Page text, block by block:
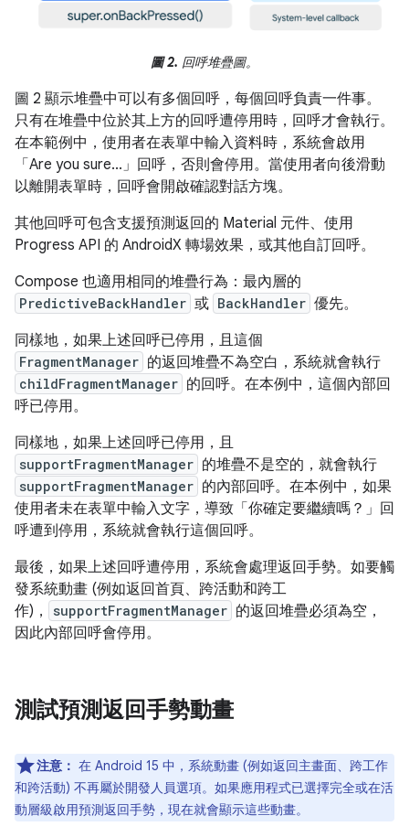
圖 2. 回呼堆疊圖。
圖 2 顯示堆疊中可以有多個回呼，每個回呼負責一件事。
只有在堆疊中位於其上方的回呼遭停用時，回呼才會執行。
在本範例中，使用者在表單中輸入資料時，系統會啟用
「Are you sure...」回呼，否則會停用。當使用者向後滑動
以離開表單時，回呼會開啟確認對話方塊。
其他回呼可包含支援預測返回的 Material 元件、使用
Progress API 的 AndroidX 轉場效果，或其他自訂回呼。
Compose 也適用相同的堆疊行為：最內層的
PredictiveBackHandler 或 BackHandler 優先。
同樣地，如果上述回呼已停用，且這個
FragmentManager 的返回堆疊不為空白，系統就會執行
childFragmentManager 的回呼。在本例中，這個內部回
呼已停用。
同樣地，如果上述回呼已停用，且
supportFragmentManager 的堆疊不是空的，就會執行
supportFragmentManager 的內部回呼。在本例中，如果
使用者未在表單中輸入文字，導致「你確定要繼續嗎？」回
呼遭到停用，系統就會執行這個回呼。
最後，如果上述回呼遭停用，系統會處理返回手勢。如要觸
發系統動畫 (例如返回首頁、跨活動和跨工
作)，
supportFragmentManager 的返回堆疊必須為空，
因此內部回呼會停用。
測試預測返回手勢動畫
注意： 在 Android 15 中，系統動畫 (例如返回主畫面、跨工作
和跨活動) 不再屬於開發人員選項。如果應用程式已選擇完全或在活
動層級啟用預測返回手勢，現在就會顯示這些動畫。